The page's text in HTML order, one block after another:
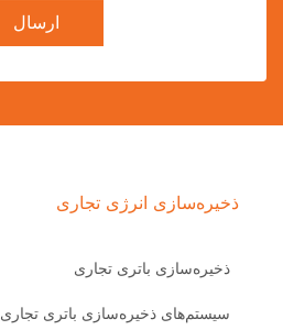
ارسال
ذخیره‌سازی انرژی تجاری
ذخیره‌سازی باتری تجاری
سیستم‌های ذخیره‌سازی باتری تجاری